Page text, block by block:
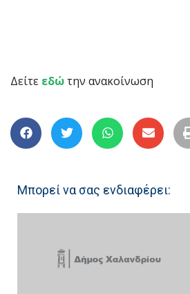
Δείτε εδώτην ανακοίνωση
Μπορεί να σας ενδιαφέρει: